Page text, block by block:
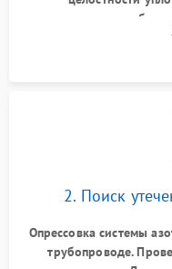
сопротивления
считывание кодов
2. Поиск
Опрессовка системы
трубопроводе.